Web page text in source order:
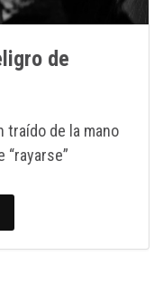
de
traído de la mano
“rayarse”